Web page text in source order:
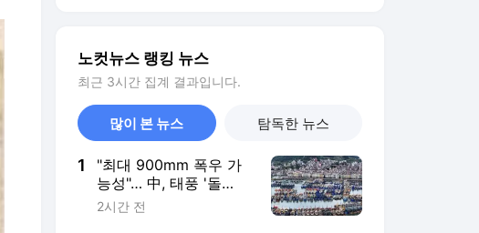
노컷뉴스 랭킹 뉴스
최근 3시간 집계 결과입니다.
많이 본 뉴스 탐독한 뉴스
1
"최대 900mm 폭우 가
능성"… 中, 태풍 '돌
핀'에 적색경보
2시간 전